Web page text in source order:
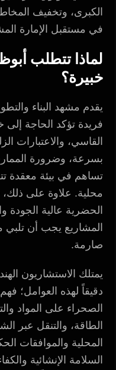
الكبرى، وتخفيف
في مستقبل الإمارة
لماذا تتطلب
خبيرة؟
يقدم مشهد البناء
فريدة تؤكد الحاجة
القاسي، والاعتبارات
بسرعة، وضرورة
تساهم في بيئة معقدة
محلية. علاوة على ذلك،
الحضرية عالية الجودة
المشاريع يجب أن تلبي
صارمة.
يمتلك الاستشاريون
دقيقاً لهذه العوامل؛
الصحراء على المواد
الطاقة، والتنقل عبر
المحلية والموافقات
السلامة الإنشائية